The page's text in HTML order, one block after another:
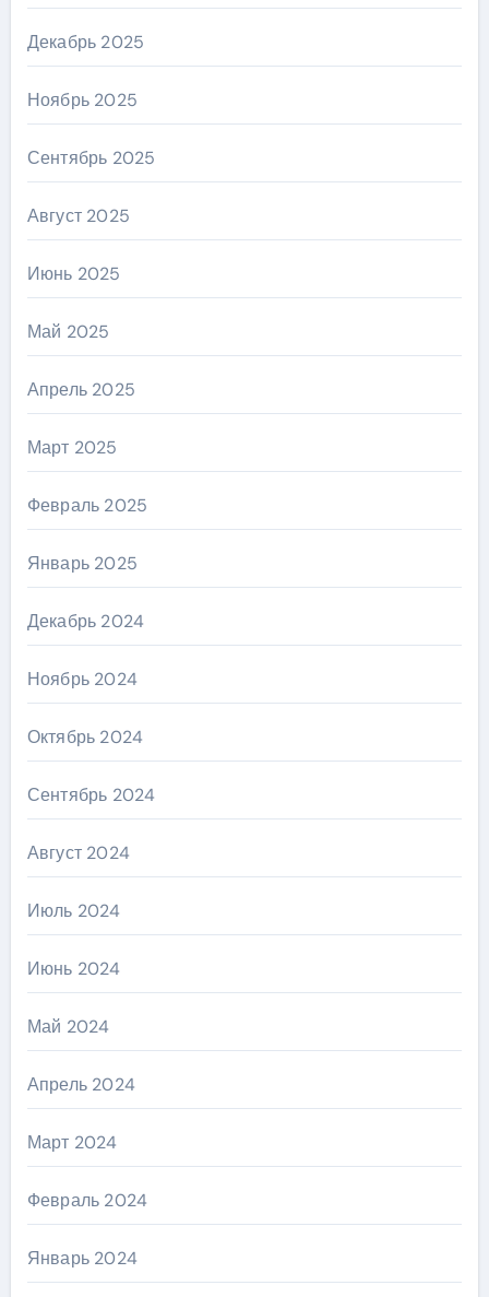
Декабрь 2025
Ноябрь 2025
Сентябрь 2025
Август 2025
Июнь 2025
Май 2025
Апрель 2025
Март 2025
Февраль 2025
Январь 2025
Декабрь 2024
Ноябрь 2024
Октябрь 2024
Сентябрь 2024
Август 2024
Июль 2024
Июнь 2024
Май 2024
Апрель 2024
Март 2024
Февраль 2024
Январь 2024